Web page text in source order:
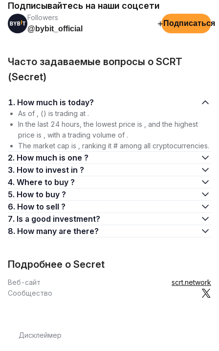
Подписывайтесь на наши соцсети
Followers
@bybit_official
+ Подписаться
Часто задаваемые вопросы о SCRT
(Secret)
1. How much is today?
As of , () is trading at .
In the last 24 hours, the lowest price is , and the highest
price is , with a trading volume of .
The market cap is , ranking it # among all cryptocurrencies.
2. How much is one ?
3. How to invest in ?
4. Where to buy ?
5. How to buy ?
6. How to sell ?
7. Is a good investment?
8. How many are there?
Подробнее о Secret
Веб-сайт
scrt.network
Сообщество
Дисклеймер